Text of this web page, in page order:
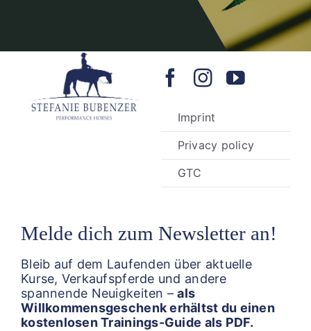
Imprint
Privacy policy
GTC
Melde dich zum Newsletter an!
Bleib auf dem Laufenden über aktuelle
Kurse, Verkaufspferde und andere
spannende Neuigkeiten –als
Willkommensgeschenk erhältst du einen
kostenlosen Trainings-Guide als PDF.